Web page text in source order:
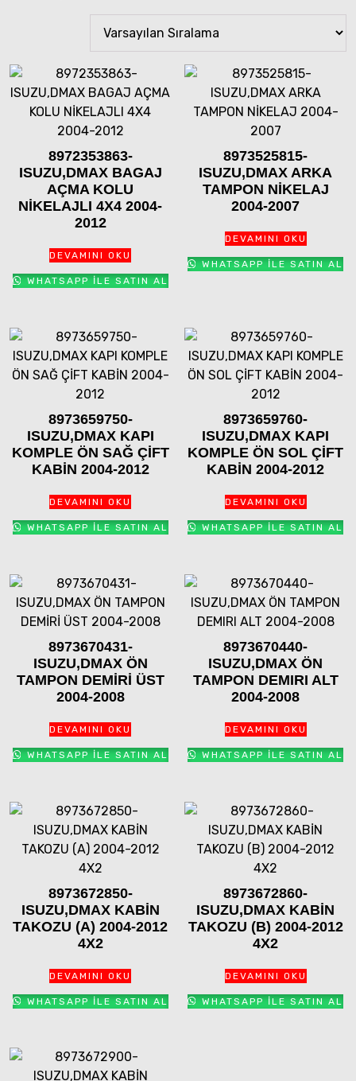
8972353863-
ISUZU,DMAX BAGAJ
AÇMA KOLU
NİKELAJLI 4X4 2004-
2012
DEVAMINI OKU
WHATSAPP ILE SATIN AL
8973525815-
ISUZU,DMAX ARKA
TAMPON NİKELAJ
2004-2007
DEVAMINI OKU
WHATSAPP ILE SATIN AL
8973659750-
ISUZU,DMAX KAPI
KOMPLE ÖN SAĞ ÇİFT
KABİN 2004-2012
DEVAMINI OKU
WHATSAPP ILE SATIN AL
8973659760-
ISUZU,DMAX KAPI
KOMPLE ÖN SOL ÇİFT
KABİN 2004-2012
DEVAMINI OKU
WHATSAPP ILE SATIN AL
8973670431-
ISUZU,DMAX ÖN
TAMPON DEMİRİ ÜST
2004-2008
DEVAMINI OKU
WHATSAPP ILE SATIN AL
8973670440-
ISUZU,DMAX ÖN
TAMPON DEMIRI ALT
2004-2008
DEVAMINI OKU
WHATSAPP ILE SATIN AL
8973672850-
ISUZU,DMAX KABİN
TAKOZU (A) 2004-2012
4X2
DEVAMINI OKU
WHATSAPP ILE SATIN AL
8973672860-
ISUZU,DMAX KABİN
TAKOZU (B) 2004-2012
4X2
DEVAMINI OKU
WHATSAPP ILE SATIN AL